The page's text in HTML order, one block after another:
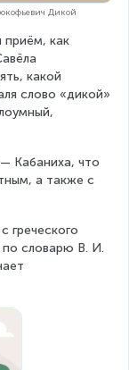
Дикой
приём, как
какой
слово «дикой»
Кабаниха, что
а также с
греческого
по словарю В. И.